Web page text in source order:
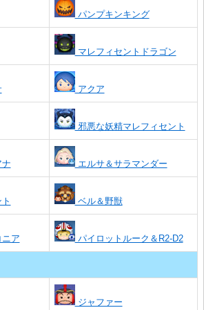
パンプキンキング
マレフィセントドラゴン
アクア
邪悪な妖精マレフィセント
エルサ＆サラマンダー
ベル＆野獣
ア パイロットルーク＆R2-D2
ジャファー